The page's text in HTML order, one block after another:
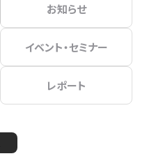
お知らせ
イベント・セミナー
レポート